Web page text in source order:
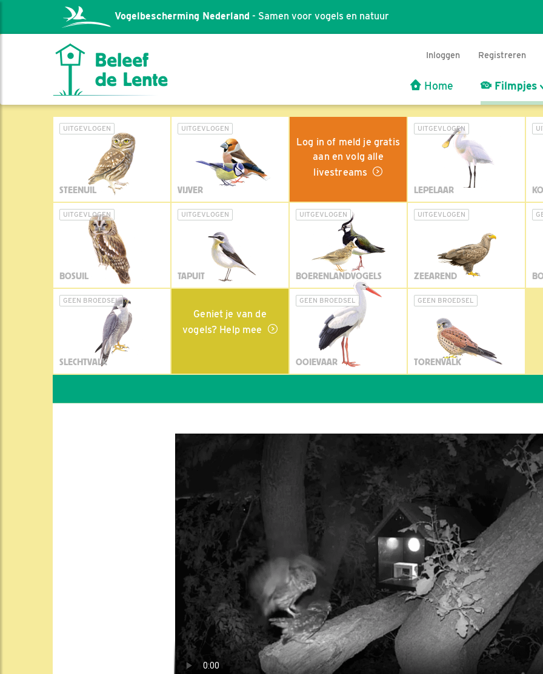
Vogelbescherming Nederland - Samen voor vogels en natuur
Inloggen Registreren
Home Filmpjes
UITGEVLOGEN
STEENUIL
UITGEVLOGEN
VIJVER
Log in of meld je gratis
aan en volg alle
livestreams
UITGEVLOGEN
LEPELAAR
UITGEVLOGEN
BOSUIL
UITGEVLOGEN
TAPUIT
UITGEVLOGEN
BOERENLANDVOGELS
UITGEVLOGEN
ZEEAREND
GEEN BROEDSEL
SLECHTVALK
Geniet je van de
vogels? Help mee
GEEN BROEDSEL
OOIEVAAR
GEEN BROEDSEL
TORENVALK